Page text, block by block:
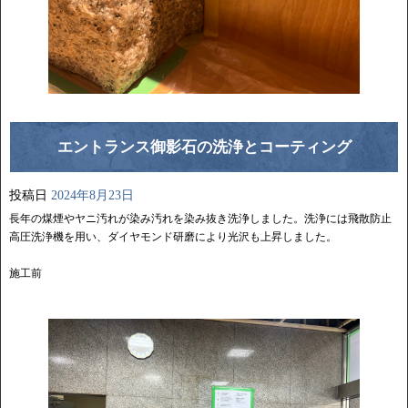
エントランス御影石の洗浄とコーティング
投稿日 2024年8月23日
長年の煤煙やヤニ汚れが染み汚れを染み抜き洗浄しました。洗浄には飛散防止
高圧洗浄機を用い、ダイヤモンド研磨により光沢も上昇しました。
施工前